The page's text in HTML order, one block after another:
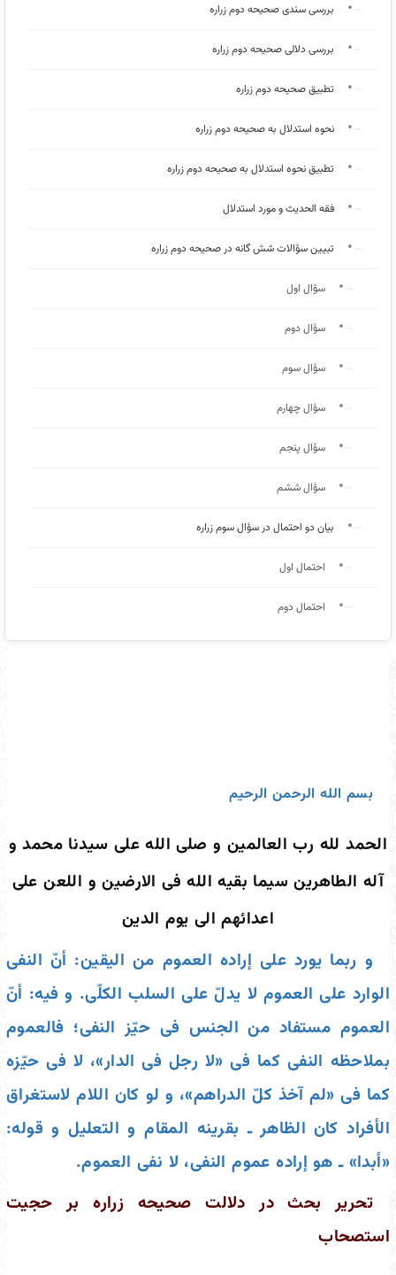
بررسی سندی صحیحه دوم زراره
بررسی دلالی صحیحه دوم زراره
تطبیق صحیحه دوم زراره
نحوه استدلال به صحیحه دوم زراره
تطبیق نحوه استدلال به صحیحه دوم زراره
فقه الحدیث و مورد استدلال
تبیین سؤالات شش گانه در صحیحه دوم زراره
سؤال اول
سؤال دوم
سؤال سوم
سؤال چهارم
سؤال پنجم
سؤال ششم
بیان دو احتمال در سؤال سوم زراره
احتمال اول
احتمال دوم
بسم الله الرحمن الرحیم
الحمد لله رب العالمین و صلی الله علی سیدنا محمد و
آله الطاهرین سیما بقیه الله فی الارضین و اللعن علی
اعدائهم الی یوم الدین
و ربما یورد على إراده العموم من الیقین: أنّ النفی
الوارد على العموم لا یدلّ على السلب الکلّی. و فیه: أنّ
العموم مستفاد من الجنس فی حیّز النفی؛ فالعموم
بملاحظه النفی کما فی «لا رجل فی الدار»، لا فی حیّزه
کما فی «لم آخذ کلّ الدراهم»، و لو کان اللام لاستغراق
الأفراد کان الظاهر ـ بقرینه المقام و التعلیل و قوله:
«أبدا» ـ هو إراده عموم النفی، لا نفی العموم.
تحریر بحث در دلالت صحیحه زراره بر حجیت
استصحاب